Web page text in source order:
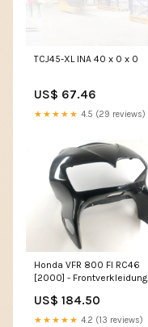
TCJ45-XL INA 40 x 0 x 0
US$ 67.46
★★★★★ 4.5 (29 reviews)
Honda VFR 800 FI RC46
[2000] - Frontverkleidung
US$ 184.50
★★★★★ 4.2 (13 reviews)